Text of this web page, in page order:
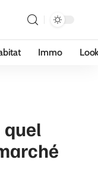
Immo
quel